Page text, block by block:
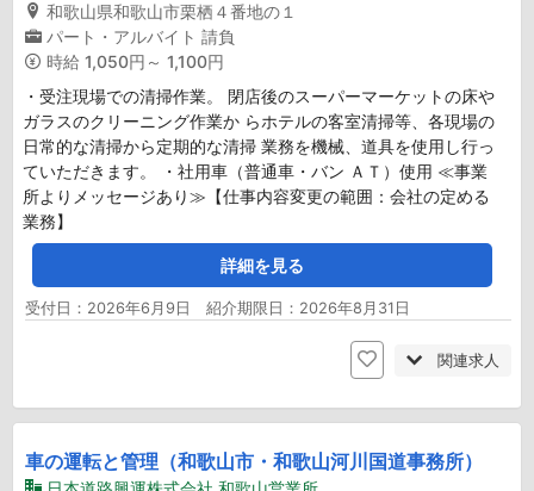
和歌山県和歌山市栗栖４番地の１
パート・アルバイト 請負
時給 1,050円～ 1,100円
・受注現場での清掃作業。 閉店後のスーパーマーケットの床や
ガラスのクリーニング作業か らホテルの客室清掃等、各現場の
日常的な清掃から定期的な清掃 業務を機械、道具を使用し行っ
ていただきます。 ・社用車（普通車・バン ＡＴ）使用 ≪事業
所よりメッセージあり≫【仕事内容変更の範囲：会社の定める
業務】
詳細を見る
受付日：2026年6月9日 紹介期限日：2026年8月31日
関連求人
車の運転と管理（和歌山市・和歌山河川国道事務所）